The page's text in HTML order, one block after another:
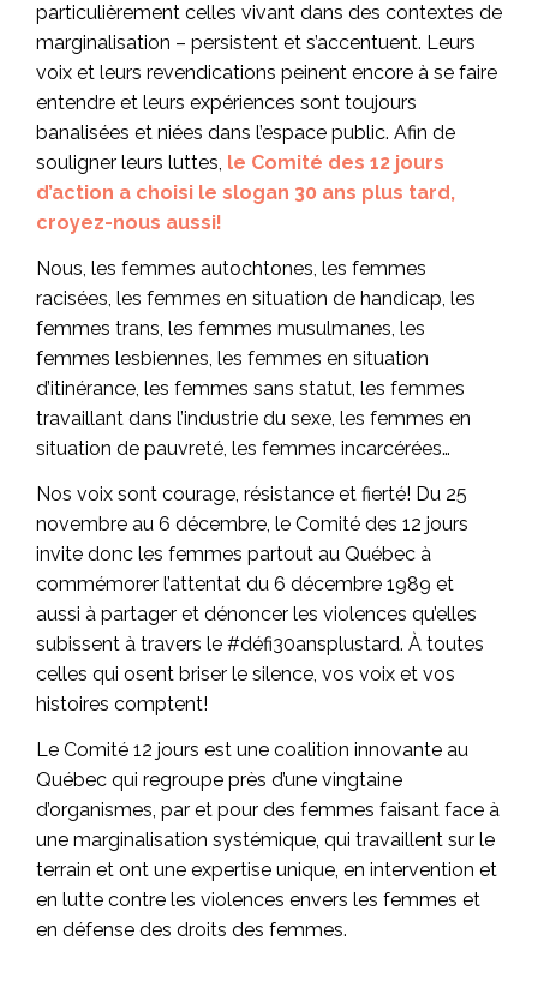
particulièrement celles vivant dans des contextes de
marginalisation – persistent et s’accentuent. Leurs
voix et leurs revendications peinent encore à se faire
entendre et leurs expériences sont toujours
banalisées et niées dans l’espace public. Afin de
souligner leurs luttes, le Comité des 12 jours
d’action a choisi le slogan 30 ans plus tard,
croyez-nous aussi!
Nous, les femmes autochtones, les femmes
racisées, les femmes en situation de handicap, les
femmes trans, les femmes musulmanes, les
femmes lesbiennes, les femmes en situation
d’itinérance, les femmes sans statut, les femmes
travaillant dans l’industrie du sexe, les femmes en
situation de pauvreté, les femmes incarcérées…
Nos voix sont courage, résistance et fierté! Du 25
novembre au 6 décembre, le Comité des 12 jours
invite donc les femmes partout au Québec à
commémorer l’attentat du 6 décembre 1989 et
aussi à partager et dénoncer les violences qu’elles
subissent à travers le #défi30ansplustard. À toutes
celles qui osent briser le silence, vos voix et vos
histoires comptent!
Le Comité 12 jours est une coalition innovante au
Québec qui regroupe près d’une vingtaine
d’organismes, par et pour des femmes faisant face à
une marginalisation systémique, qui travaillent sur le
terrain et ont une expertise unique, en intervention et
en lutte contre les violences envers les femmes et
en défense des droits des femmes.